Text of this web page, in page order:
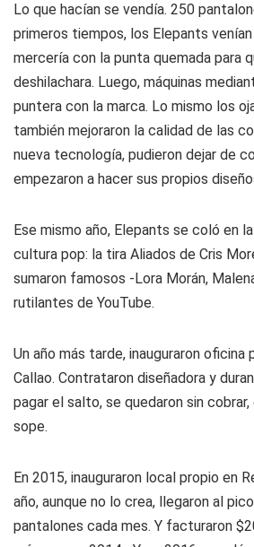
Lo que hacían se vendía. 250
primeros tiempos, los Elepants
mercería con la punta quemada para
deshilachara. Luego, máquinas
puntera con la marca. Lo mismo los
también mejoraron la calidad de las
nueva tecnología, pudieron dejar de
empezaron a hacer sus propios
Ese mismo año, Elepants se coló en
cultura pop: la tira Aliados de Cris
sumaron famosos -Lora Morán,
rutilantes de YouTube.
Un año más tarde, inauguraron oficina
Callao. Contrataron diseñadora y
pagar el salto, se quedaron sin
sope.
En 2015, inauguraron local propio en
año, aunque no lo crea, llegaron al
pantalones cada mes. Y facturaron